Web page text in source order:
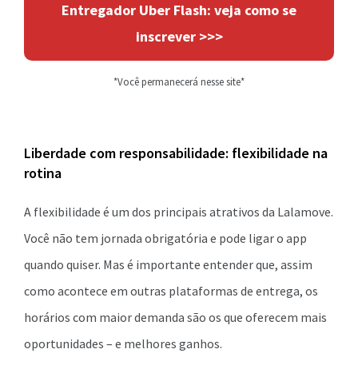
Entregador Uber Flash: veja como se
inscrever >>>
*Você permanecerá nesse site*
Liberdade com responsabilidade: flexibilidade na
rotina
A flexibilidade é um dos principais atrativos da Lalamove.
Você não tem jornada obrigatória e pode ligar o app
quando quiser. Mas é importante entender que, assim
como acontece em outras plataformas de entrega, os
horários com maior demanda são os que oferecem mais
oportunidades – e melhores ganhos.